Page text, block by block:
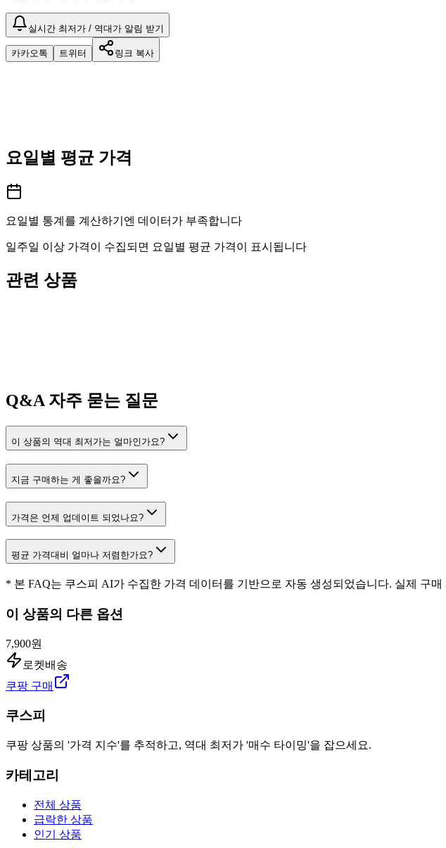
실시간 최저가 / 역대가 알림 받기
카카오톡 트위터 링크 복사
요일별 평균 가격
요일별 통계를 계산하기엔 데이터가 부족합니다
일주일 이상 가격이 수집되면 요일별 평균 가격이 표시됩니다
관련 상품
Q&A자주 묻는 질문
이 상품의 역대 최저가는 얼마인가요?
지금 구매하는 게 좋을까요?
가격은 언제 업데이트 되었나요?
평균 가격대비 얼마나 저렴한가요?
* 본 FAQ는 쿠스피 AI가 수집한 가격 데이터를 기반으로 자동 생성되었습니다. 실제 구
이 상품의 다른 옵션
7,900원
로켓배송
쿠팡 구매
쿠스피
쿠팡 상품의 '가격 지수'를 추적하고, 역대 최저가 '매수 타이밍'을 잡으세요.
카테고리
전체 상품
급락한 상품
인기 상품